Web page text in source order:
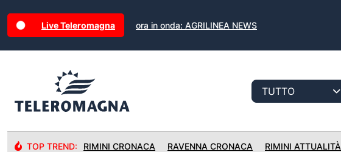
Live Teleromagna ora in onda: AGRILINEA NEWS
TOP TREND: RIMINI CRONACA RAVENNA CRONACA RIMINI ATTUALITÀ